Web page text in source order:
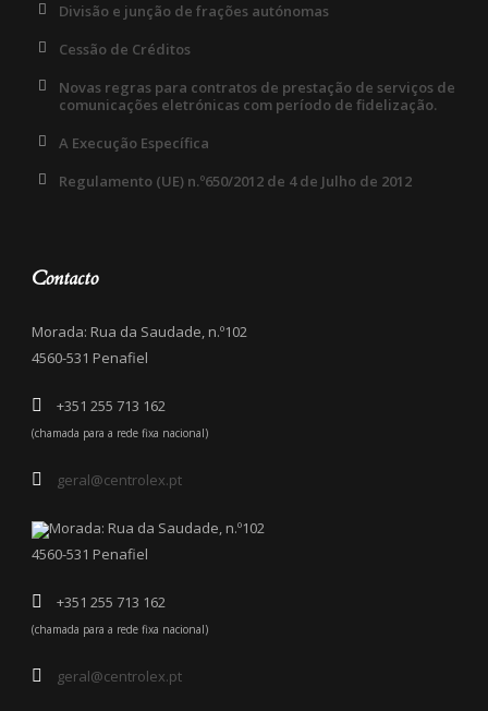
Divisão e junção de frações autónomas
Cessão de Créditos
Novas regras para contratos de prestação de serviços de
comunicações eletrónicas com período de fidelização.
A Execução Específica
Regulamento (UE) n.º650/2012 de 4 de Julho de 2012
Contacto
Morada: Rua da Saudade, n.º102
4560-531 Penafiel
+351 255 713 162
(chamada para a rede fixa nacional)
geral@centrolex.pt
Morada: Rua da Saudade, n.º102
4560-531 Penafiel
+351 255 713 162
(chamada para a rede fixa nacional)
geral@centrolex.pt